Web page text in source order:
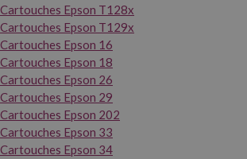
Cartouches Epson T128x
Cartouches Epson T129x
Cartouches Epson 16
Cartouches Epson 18
Cartouches Epson 26
Cartouches Epson 29
Cartouches Epson 202
Cartouches Epson 33
Cartouches Epson 34